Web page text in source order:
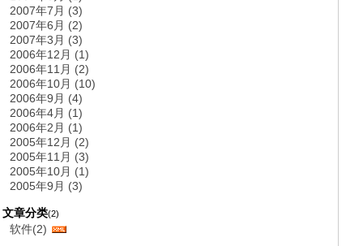
2007年7月 (3)
2007年6月 (2)
2007年3月 (3)
2006年12月 (1)
2006年11月 (2)
2006年10月 (10)
2006年9月 (4)
2006年4月 (1)
2006年2月 (1)
2005年12月 (2)
2005年11月 (3)
2005年10月 (1)
2005年9月 (3)
文章分类(2)
软件(2)